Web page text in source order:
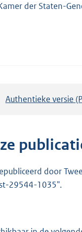
der Staten-
Authentieke versie
door
29544-1035".